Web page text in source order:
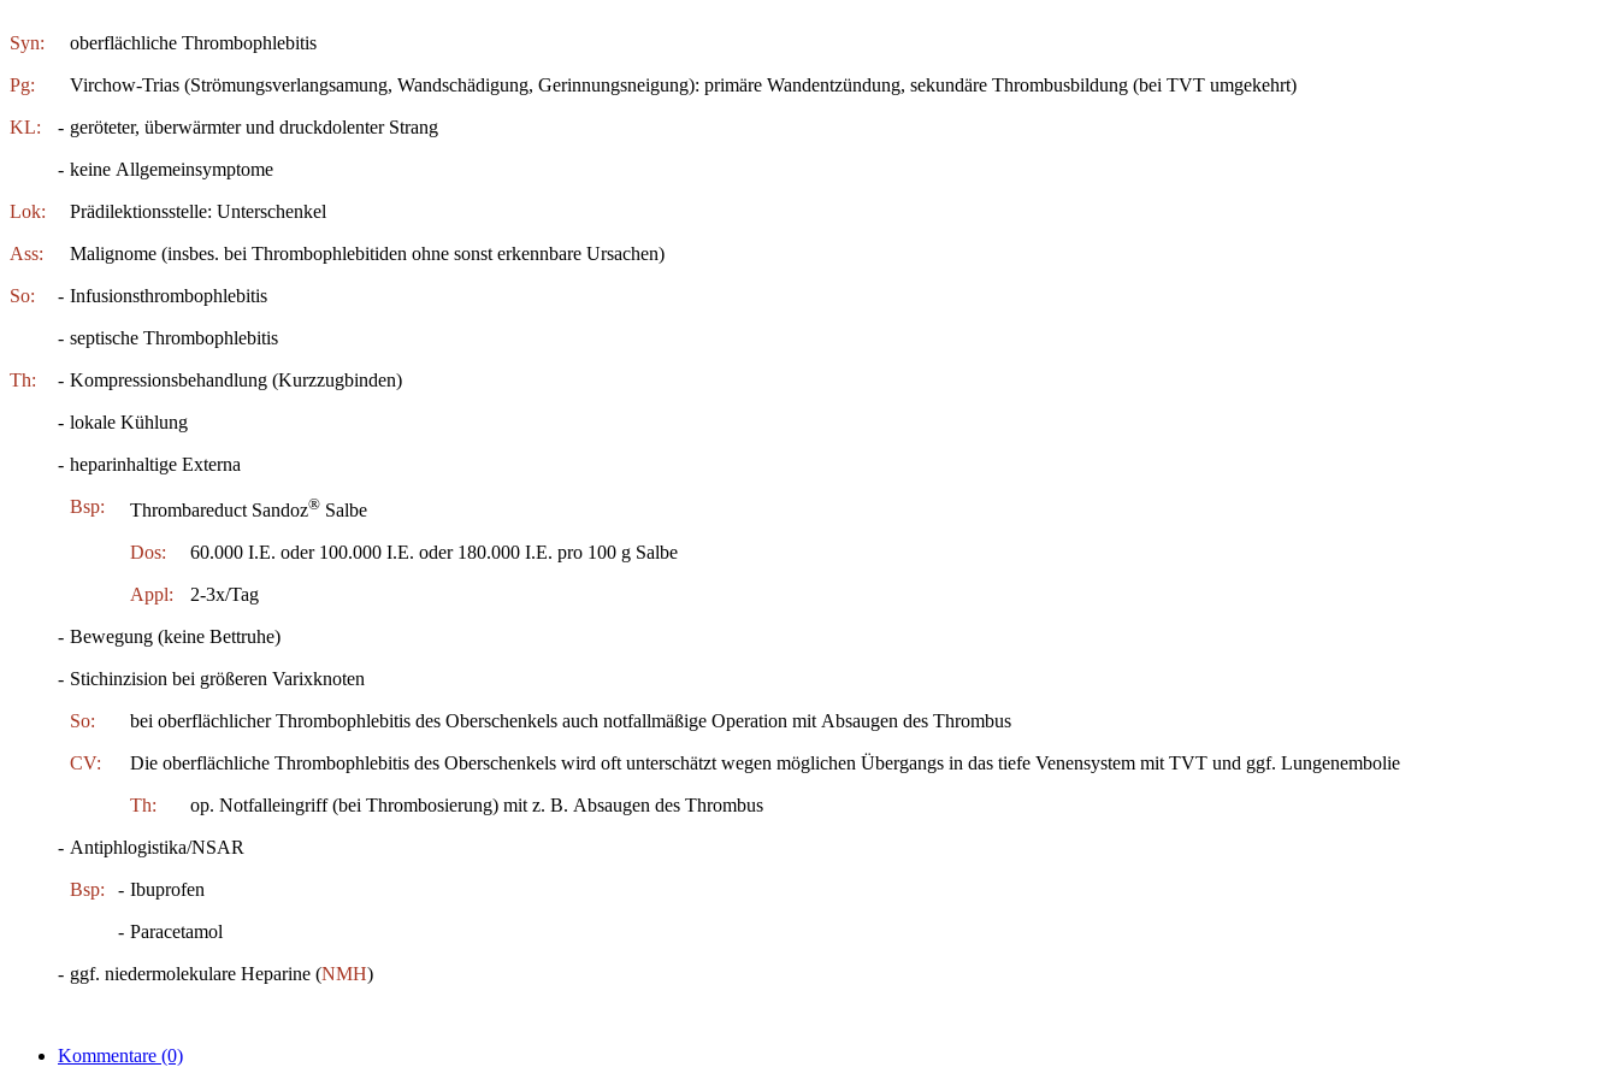
Syn: oberflächliche Thrombophlebitis
Pg: Virchow-Trias (Strömungsverlangsamung, Wandschädigung, Gerinnungsneigung): primäre Wandentzündung, sekundäre Thrombusbildung (bei TVT umgekehrt)
KL: - geröteter, überwärmter und druckdolenter Strang
- keine Allgemeinsymptome
Lok: Prädilektionsstelle: Unterschenkel
Ass: Malignome (insbes. bei Thrombophlebitiden ohne sonst erkennbare Ursachen)
So: - Infusionsthrombophlebitis
- septische Thrombophlebitis
Th: - Kompressionsbehandlung (Kurzzugbinden)
- lokale Kühlung
- heparinhaltige Externa
Bsp: Thrombareduct Sandoz® Salbe
Dos: 60.000 I.E. oder 100.000 I.E. oder 180.000 I.E. pro 100 g Salbe
Appl: 2-3x/Tag
- Bewegung (keine Bettruhe)
- Stichinzision bei größeren Varixknoten
So: bei oberflächlicher Thrombophlebitis des Oberschenkels auch notfallmäßige Operation mit Absaugen des Thrombus
CV: Die oberflächliche Thrombophlebitis des Oberschenkels wird oft unterschätzt wegen möglichen Übergangs in das tiefe Venensystem mit TVT und ggf. Lungenembolie
Th: op. Notfalleingriff (bei Thrombosierung) mit z. B. Absaugen des Thrombus
- Antiphlogistika/NSAR
Bsp: - Ibuprofen
- Paracetamol
- ggf. niedermolekulare Heparine (NMH)
Kommentare (0)